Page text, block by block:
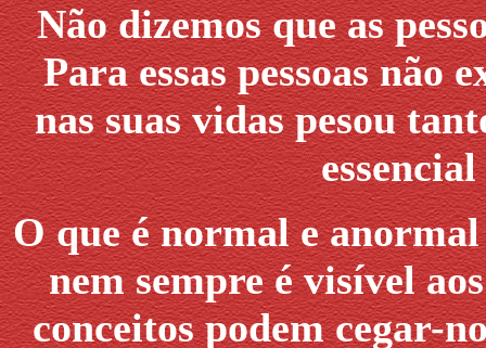
Não dizemos que as
Para essas pessoas não
nas suas vidas pesou
O que é normal e
nem sempre é visível
conceitos podem cegar-